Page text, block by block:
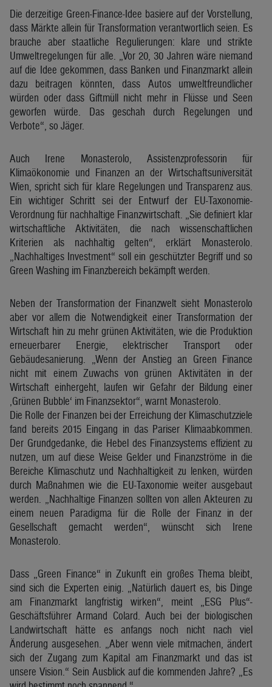
Die derzeitige Green-Finance-Idee basiere auf der Vorstellung,
dass Märkte allein für Transformation verantwortlich seien. Es
brauche aber staatliche Regulierungen: klare und strikte
Umweltregelungen für alle. „Vor 20, 30 Jahren wäre niemand
auf die Idee gekommen, dass Banken und Finanzmarkt allein
dazu beitragen könnten, dass Autos umweltfreundlicher
würden oder dass Giftmüll nicht mehr in Flüsse und Seen
geworfen würde. Das geschah durch Regelungen und
Verbote“, so Jäger.
Auch Irene Monasterolo, Assistenzprofessorin für
Klimaökonomie und Finanzen an der Wirtschaftsuniversität
Wien, spricht sich für klare Regelungen und Transparenz aus.
Ein wichtiger Schritt sei der Entwurf der EU-Taxonomie-
Verordnung für nachhaltige Finanzwirtschaft. „Sie definiert klar
wirtschaftliche Aktivitäten, die nach wissenschaftlichen
Kriterien als nachhaltig gelten“, erklärt Monasterolo.
„Nachhaltiges Investment“ soll ein geschützter Begriff und so
Green Washing im Finanzbereich bekämpft werden.
Neben der Transformation der Finanzwelt sieht Monasterolo
aber vor allem die Notwendigkeit einer Transformation der
Wirtschaft hin zu mehr grünen Aktivitäten, wie die Produktion
erneuerbarer Energie, elektrischer Transport oder
Gebäudesanierung. „Wenn der Anstieg an Green Finance
nicht mit einem Zuwachs von grünen Aktivitäten in der
Wirtschaft einhergeht, laufen wir Gefahr der Bildung einer
‚Grünen Bubble‘ im Finanzsektor“, warnt Monasterolo.
Die Rolle der Finanzen bei der Erreichung der Klimaschutzziele
fand bereits 2015 Eingang in das Pariser Klimaabkommen.
Der Grundgedanke, die Hebel des Finanzsystems effizient zu
nutzen, um auf diese Weise Gelder und Finanzströme in die
Bereiche Klimaschutz und Nachhaltigkeit zu lenken, würden
durch Maßnahmen wie die EU-Taxonomie weiter ausgebaut
werden. „Nachhaltige Finanzen sollten von allen Akteuren zu
einem neuen Paradigma für die Rolle der Finanz in der
Gesellschaft gemacht werden“, wünscht sich Irene
Monasterolo.
Dass „Green Finance“ in Zukunft ein großes Thema bleibt,
sind sich die Experten einig. „Natürlich dauert es, bis Dinge
am Finanzmarkt langfristig wirken“, meint „ESG Plus“-
Geschäftsführer Armand Colard. Auch bei der biologischen
Landwirtschaft hätte es anfangs noch nicht nach viel
Änderung ausgesehen. „Aber wenn viele mitmachen, ändert
sich der Zugang zum Kapital am Finanzmarkt und das ist
unsere Vision.“ Sein Ausblick auf die kommenden Jahre? „Es